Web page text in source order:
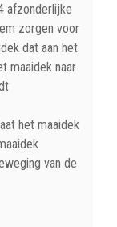
afzonderlijke
zorgen voor
dat aan het
maaidek naar
het maaidek
van de